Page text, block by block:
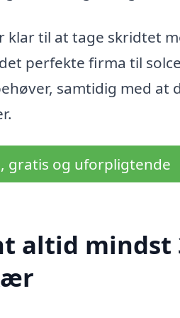
klar til at tage skridtet
perfekte firma til
samtidig med
gratis og uforpligtende
altid mindst